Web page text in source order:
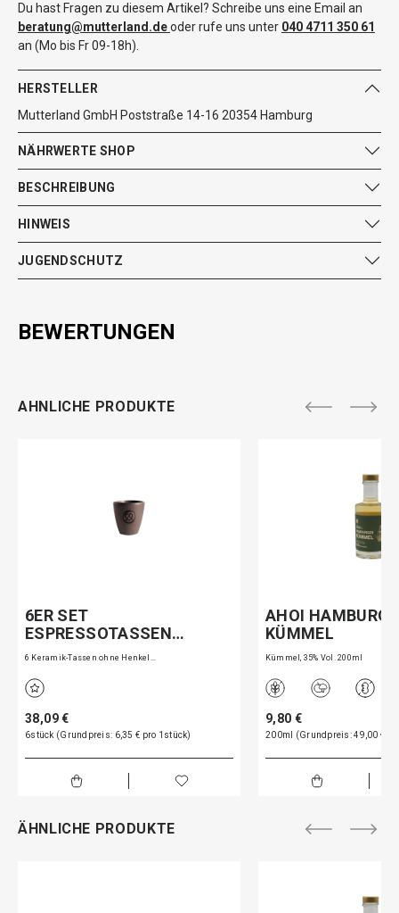
Du hast Fragen zu diesem Artikel? Schreibe uns eine Email an
beratung@mutterland.deoder rufe uns unter 040 4711 350 61
an (Mo bis Fr 09-18h).
HERSTELLER
Mutterland GmbH Poststraße 14-16 20354 Hamburg
NÄHRWERTE SHOP
BESCHREIBUNG
HINWEIS
JUGENDSCHUTZ
BEWERTUNGEN
AHNLICHE PRODUKTE
6ER SET
ESPRESSOTASSEN…
6 Keramik-Tassen ohne Henkel…
38,09 €
6stück (Grundpreis: 6,35 € pro 1stück)
AHOI
KÜMMEL
Kümmel, 35% Vol. 200ml
9,80 €
200ml (Grundpreis: 49,00 €
ÄHNLICHE PRODUKTE